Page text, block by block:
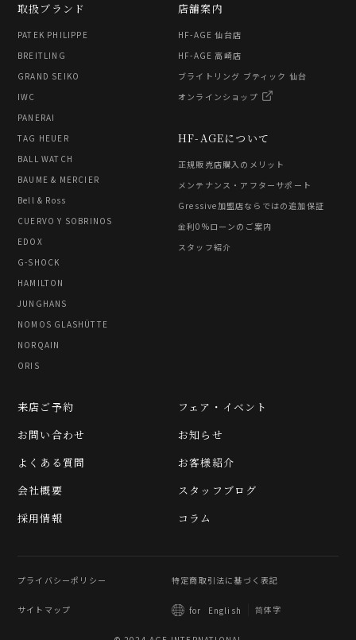
取扱ブランド
PATEK PHILIPPE
BREITLING
GRAND SEIKO
IWC
PANERAI
TAG HEUER
BALL WATCH
BAUME & MERCIER
Bell & Ross
CUERVO Y SOBRINOS
EDOX
G-SHOCK
HAMILTON
JUNGHANS
NOMOS GLASHÜTTE
NORQAIN
ORIS
HF-AGEについて
正規販売店購入のメリット
メンテナンス・アフターサポート
Gressive加盟店ならではの追加保証
金利0%ローンのご案内
スタッフ紹介
店舗案内
HF-AGE 仙台店
HF-AGE 高崎店
ブライトリング ブティック 仙台
オンラインショップ
フェア・イベント
お知らせ
お客様紹介
スタッフブログ
コラム
来店ご予約
お問い合わせ
よくある質問
会社概要
採用情報
プライバシーポリシー 特定商取引法に基づく表記
サイトマップ for English 简体字